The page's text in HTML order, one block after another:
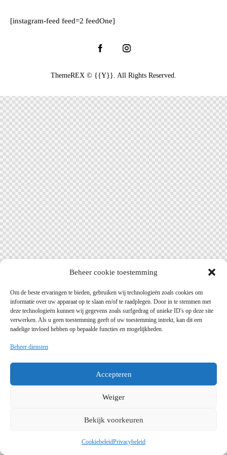
Beheer cookie toestemming
Om de beste ervaringen te bieden, gebruiken wij technologieën zoals cookies om
informatie over uw apparaat op te slaan en/of te raadplegen. Door in te stemmen met
deze technologieën kunnen wij gegevens zoals surfgedrag of unieke ID's op deze site
verwerken. Als u geen toestemming geeft of uw toestemming intrekt, kan dit een
nadelige invloed hebben op bepaalde functies en mogelijkheden.
Beheer diensten
Accepteren
Weiger
Bekijk voorkeuren
CookiebeleidPrivacybeleid
[instagram-feed feed=2 feedOne]
ThemeREX © {{Y}}. All Rights Reserved.